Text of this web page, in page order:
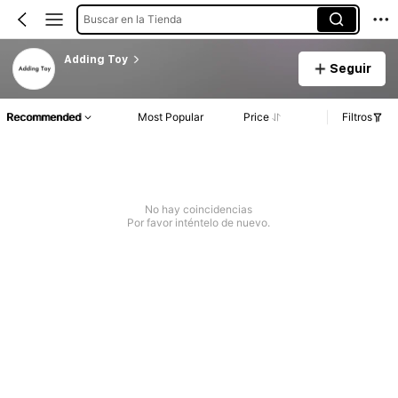
Buscar en la Tienda
Adding Toy
Seguir
Recommended Most Popular Price Filtros
No hay coincidencias
Por favor inténtelo de nuevo.